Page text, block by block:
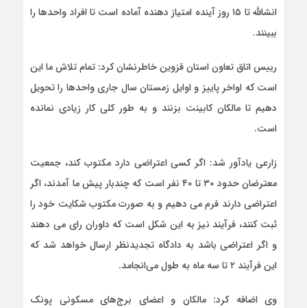
انشالله تا ۱۵ روز آینده امتیاز دهنده آماده است تا افراد واحدها را
ببینند.
رییس اتاق تعاون استان قزوین خاطرنشان کرد: تمام تلاش ما این
است که اواخر پاییز و اوایل زمستان سال جاری واحدها را تحویل
دهیم تا مالکان کابینت بزنند و به طور کلی کار زیادی نمانده
است.
زارعی یادآور شد: اگر کسی اعتراضی دارد مکتوب کند، جمعیت
معترضان حدود ۳۰ تا ۴۰ نفر است که چندبار پیش ما آمدند، اگر
اعتراضی دارند فرم می دهیم و به صورت مکتوب شکایت خود را
ثبت کنند، فرآیند نیز به این شکل است که داوران رای می دهند
و اگر اعتراضی باشد به دادگاه تجدیدنظر ارسال خواهد شد که
این فرآیند ۲ تا سه ماه به طول می‌انجامد.
وی اضافه کرد: مالکان و اعضای برج‌های مسکونی پونک